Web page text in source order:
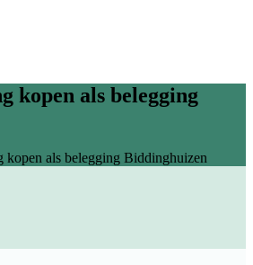
kopen als belegging
kopen als belegging Biddinghuizen